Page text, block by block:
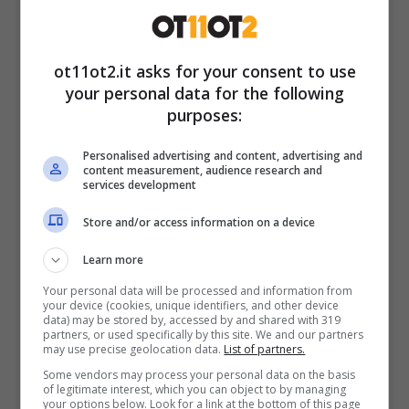
sicura di sé. Le parole che usiamo, infatti,
possono trasmettere sicurezza. Le più
“Puoi aiutarmi?”: Spesso si tende a
debolezza. Tuttavia, secondo gli
esperti, chiedere aiuto dimostra che si
ha intelligenza emotiva. Questo perché
le persone sicure di sé non hanno
paura di riconoscere quando hanno
bisogno di aiuto o di delegare qualcosa
che non sanno fare. Questa semplice
ot11ot2.it asks for your consent to use
your personal data for the following
purposes:
Personalised advertising and content, advertising and
content measurement, audience research and
services development
Store and/or access information on a device
Learn more
Your personal data will be processed and information from
your device (cookies, unique identifiers, and other device
data) may be stored by, accessed by and shared with 319
partners, or used specifically by this site. We and our partners
may use precise geolocation data. List of partners.
Some vendors may process your personal data on the basis
of legitimate interest, which you can object to by managing
your options below. Look for a link at the bottom of this page